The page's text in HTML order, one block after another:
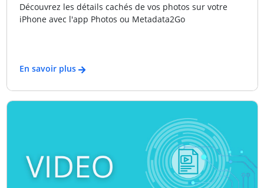
Découvrez les détails cachés de vos photos sur votre
iPhone avec l'app Photos ou Metadata2Go
En savoir plus